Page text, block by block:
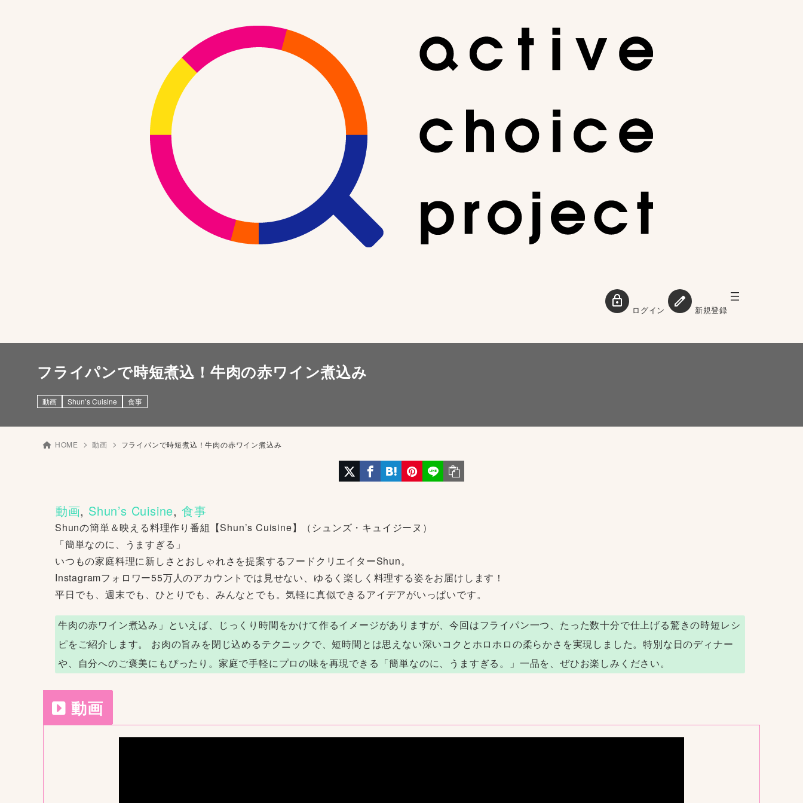
ログイン 新規登録
フライパンで時短煮込！牛肉の赤ワイン煮込み
動画 Shun’s Cuisine 食事
HOME 動画 フライパンで時短煮込！牛肉の赤ワイン煮込み
動画, Shun’s Cuisine, 食事
Shunの簡単＆映える料理作り番組【Shun’s Cuisine】（シュンズ・キュイジーヌ）
「簡単なのに、うますぎる」
いつもの家庭料理に新しさとおしゃれさを提案するフードクリエイターShun。
Instagramフォロワー55万人のアカウントでは見せない、ゆるく楽しく料理する姿をお届けします！
平日でも、週末でも、ひとりでも、みんなとでも。気軽に真似できるアイデアがいっぱいです。
牛肉の赤ワイン煮込み」といえば、じっくり時間をかけて作るイメージがありますが、今回はフライパン一つ、たった数十分で仕上げる驚きの時短レシ
ピをご紹介します。 お肉の旨みを閉じ込めるテクニックで、短時間とは思えない深いコクとホロホロの柔らかさを実現しました。特別な日のディナー
や、自分へのご褒美にもぴったり。家庭で手軽にプロの味を再現できる「簡単なのに、うますぎる。」一品を、ぜひお楽しみください。
動画